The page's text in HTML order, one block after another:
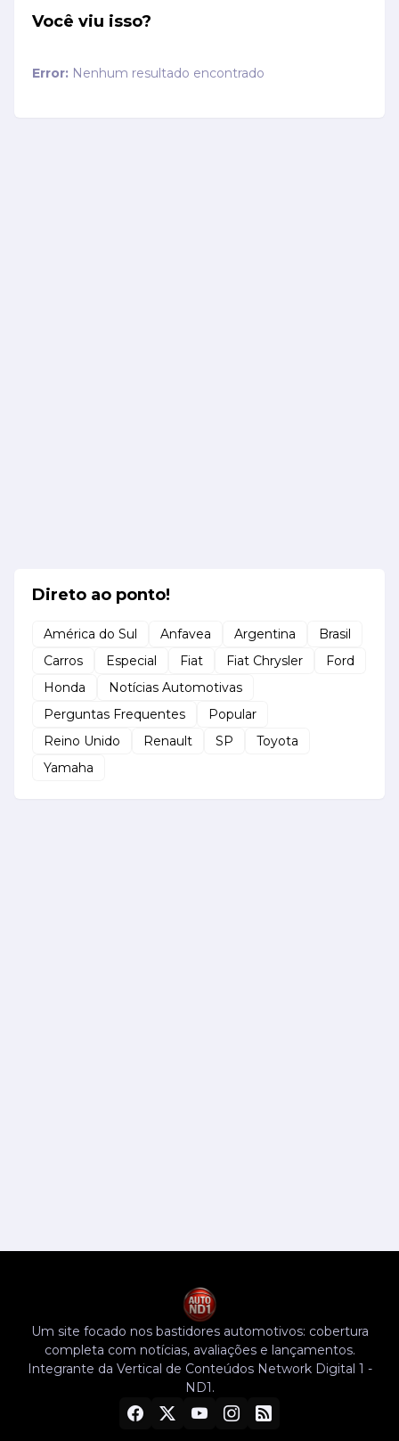
Você viu isso?
Error: Nenhum resultado encontrado
Direto ao ponto!
América do Sul Anfavea Argentina
Brasil
Carros
Especial Fiat Fiat Chrysler
Ford
Honda
Notícias Automotivas
Perguntas Frequentes
Popular
Reino Unido
Renault SP
Toyota
Yamaha
Um site focado nos bastidores automotivos: cobertura
completa com notícias, avaliações e lançamentos.
Integrante da Vertical de Conteúdos Network Digital 1 -
ND1.